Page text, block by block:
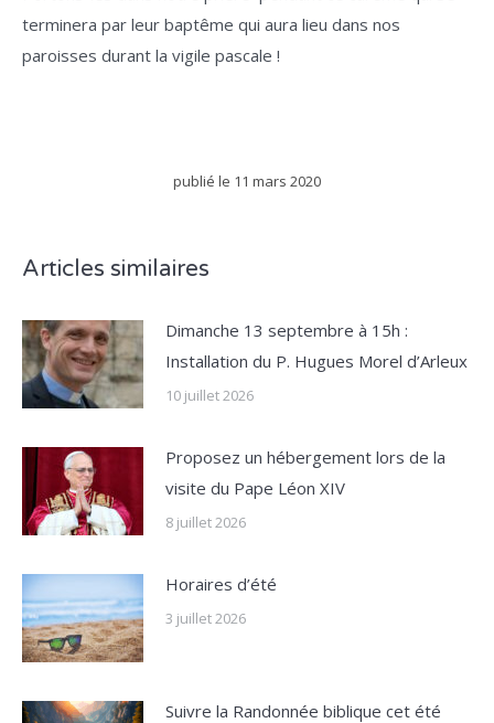
terminera par leur baptême qui aura lieu dans nos
paroisses durant la vigile pascale !
publié le 11 mars 2020
Articles similaires
Dimanche 13 septembre à 15h :
Installation du P. Hugues Morel d’Arleux
10 juillet 2026
Proposez un hébergement lors de la
visite du Pape Léon XIV
8 juillet 2026
Horaires d’été
3 juillet 2026
Suivre la Randonnée biblique cet été